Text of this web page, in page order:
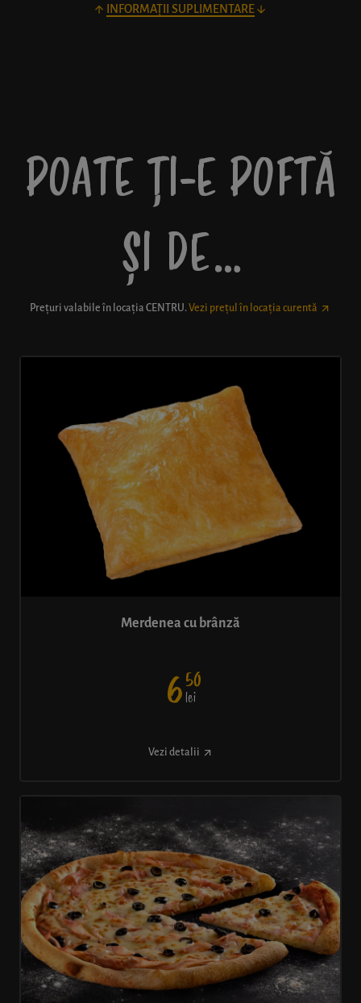
INFORMAȚII SUPLIMENTARE
POATE ȚI-E POFTĂ
ȘI DE…
Prețuri valabile în locația CENTRU. Vezi prețul în locația curentă
Merdenea cu brânză
650
lei
Vezi detalii